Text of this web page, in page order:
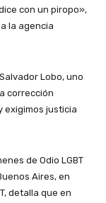
con un piropo»,
la agencia
Lobo, uno
corrección
exigimos justicia
de Odio LGBT
Aires, en
detalla que en